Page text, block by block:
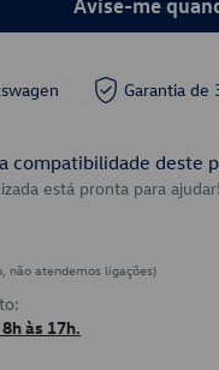
Garantia de
compatibilidade deste
está pronta para ajudar!
não atendemos ligações)
às 17h.